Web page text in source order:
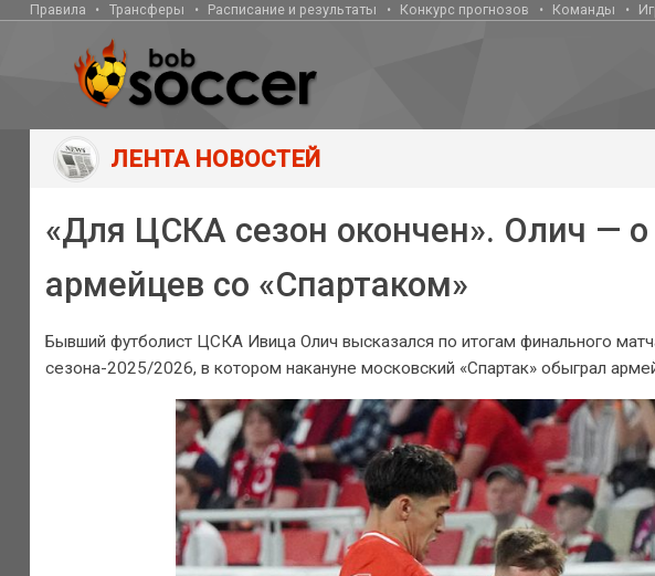
Правила Трансферы Расписание и результаты Конкурс прогнозов Команды
ЛЕНТА НОВОСТЕЙ
«Для ЦСКА сезон окончен». Олич —
армейцев со «Спартаком»
Бывший футболист ЦСКА Ивица Олич высказался по итогам финального
сезона-2025/2026, в котором накануне московский «Спартак» обыграл